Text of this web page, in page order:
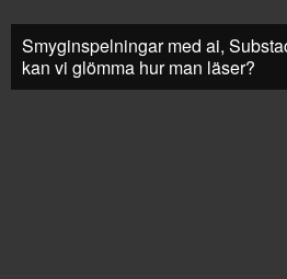
Smyginspelningar med ai,
kan vi glömma hur man läser?